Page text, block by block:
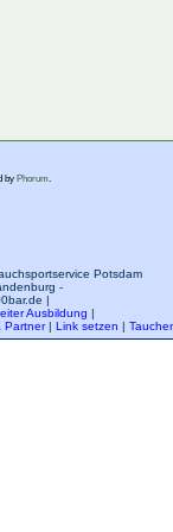
by Phorum.
Potsdam
-
|
Ausbildung |
Partner| Link setzen |